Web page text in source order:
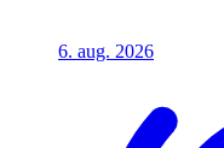
6. aug. 2026